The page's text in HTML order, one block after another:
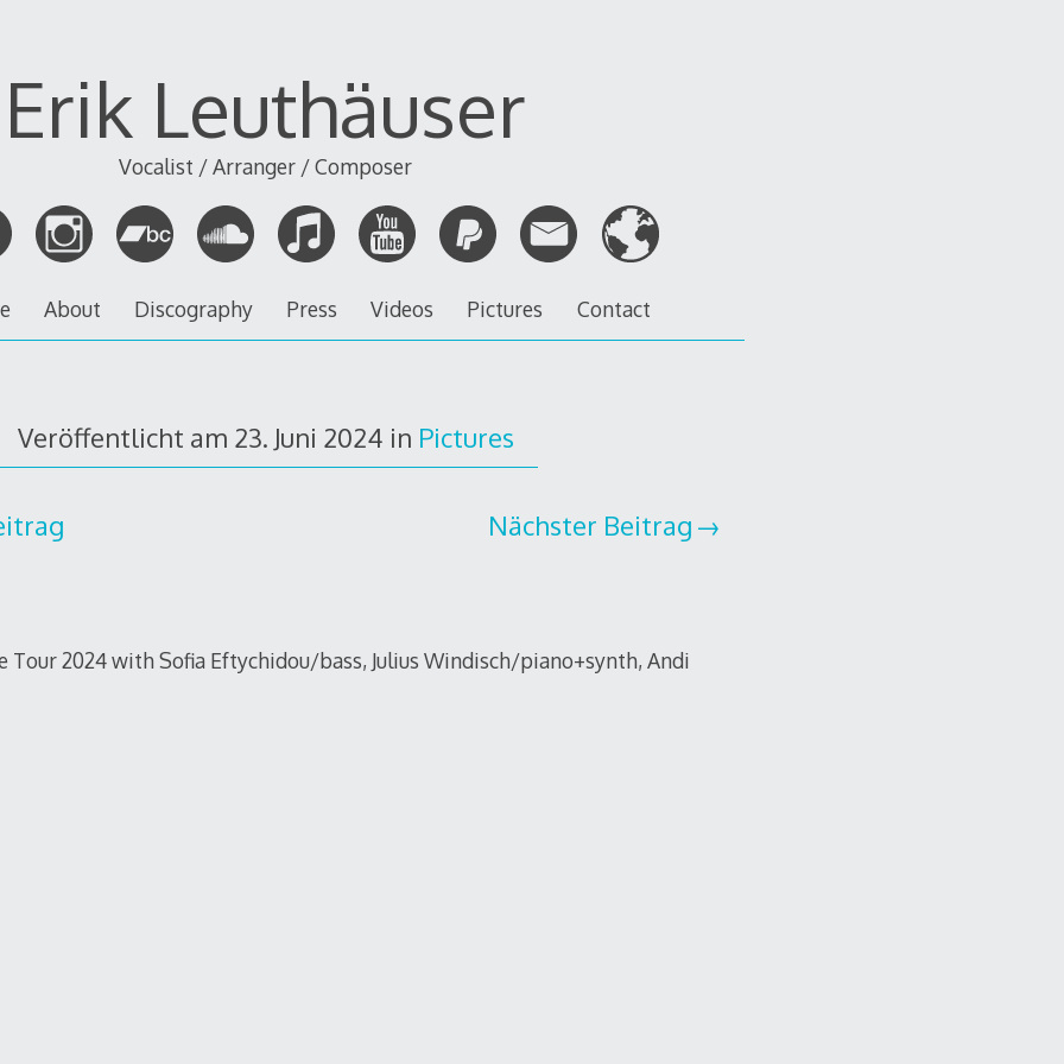
Erik Leuthäuser
Vocalist / Arranger / Composer
About Discography Press Videos Pictures Contact
Veröffentlicht am 23. Juni 2024 in Pictures
Nächster Beitrag
Tour 2024 with Sofia Eftychidou/bass, Julius Windisch/piano+synth, Andi